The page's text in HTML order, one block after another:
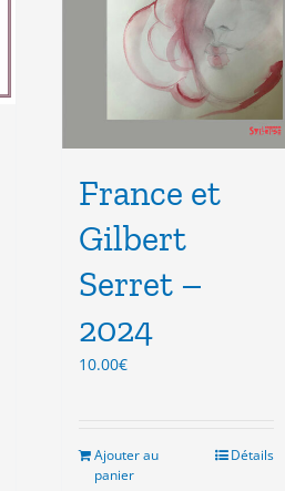
France et
Gilbert
Serret –
2024
10.00€
Ajouter au
panier
Détails